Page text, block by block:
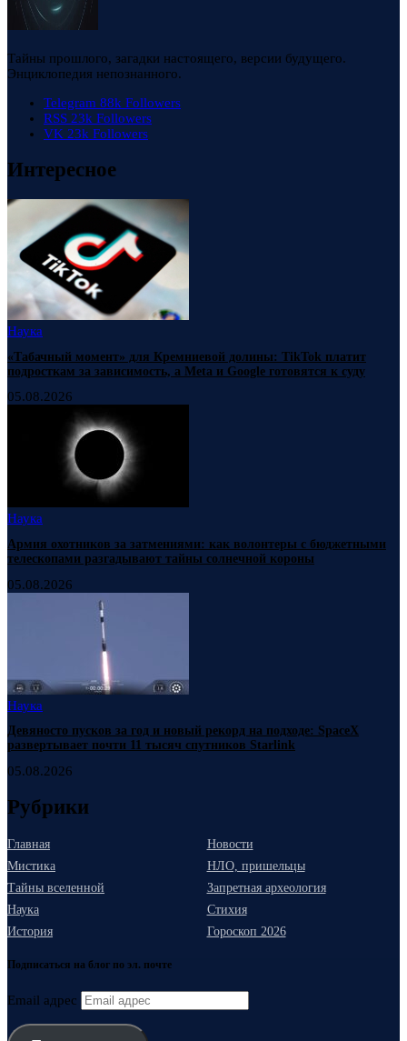
Тайны прошлого, загадки настоящего, версии будущего.
Энциклопедия непознанного.
Telegram 88k Followers
RSS 23k Followers
VK 23k Followers
Интересное
Наука
«Табачный момент» для Кремниевой долины: TikTok платит
подросткам за зависимость, а Meta и Google готовятся к суду
05.08.2026
Наука
Армия охотников за затмениями: как волонтеры с бюджетными
телескопами разгадывают тайны солнечной короны
05.08.2026
Наука
Девяносто пусков за год и новый рекорд на подходе: SpaceX
развертывает почти 11 тысяч спутников Starlink
05.08.2026
Рубрики
Главная
Новости
Мистика
НЛО, пришельцы
Тайны вселенной
Запретная археология
Наука
Стихия
История
Гороскоп 2026
Подписаться на блог по эл. почте
Email адрес